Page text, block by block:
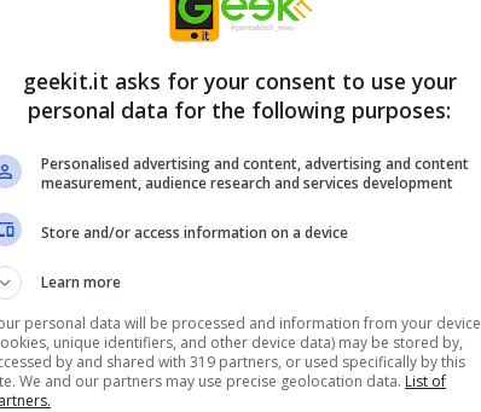
di proteggere il Master Emerald ad
sono apparsi per la prima volta sull’isola,
geekit.it asks for your consent to use your
personal data for the following purposes:
Personalised advertising and content, advertising and content
measurement, audience research and services development
Store and/or access information on a device
Learn more
personal data will be processed and information from your device
unique identifiers, and other device data) may be stored by,
by and shared with 319 partners, or used specifically by this
We and our partners may use precise geolocation data. List of